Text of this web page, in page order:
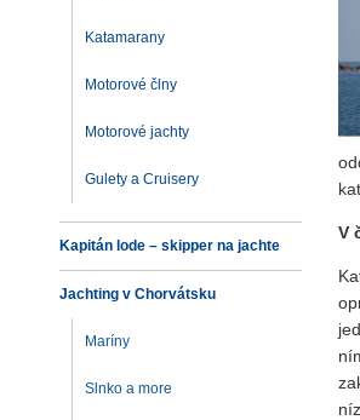
Katamarany
Motorové člny
Motorové jachty
Gulety a Cruisery
Kapitán lode – skipper na jachte
Jachting v Chorvátsku
Maríny
Slnko a more
V